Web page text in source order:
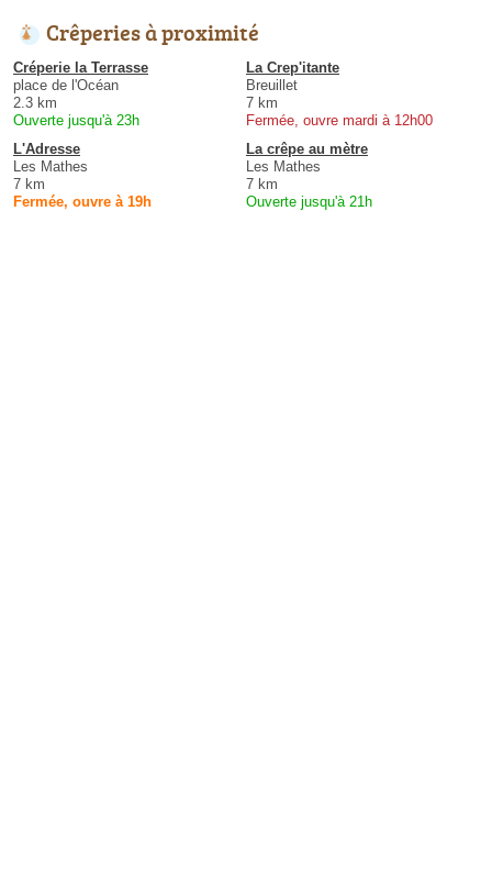
Crêperies à proximité
Créperie la Terrasse
place de l'Océan
2.3 km
Ouverte jusqu'à 23h
La Crep'itante
Breuillet
7 km
Fermée, ouvre mardi à 12h00
L'Adresse
Les Mathes
7 km
Fermée, ouvre à 19h
La crêpe au mètre
Les Mathes
7 km
Ouverte jusqu'à 21h